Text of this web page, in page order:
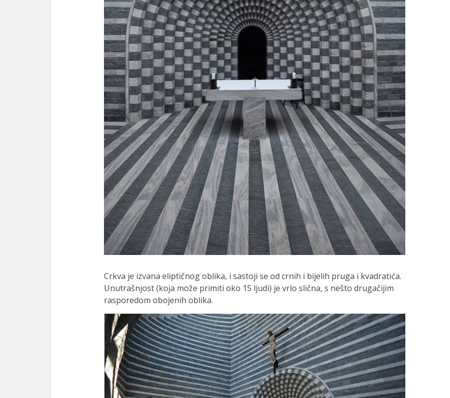
Crkva je izvana eliptičnog oblika, i sastoji se od crnih i bijelih pruga i kvadratića.
Unutrašnjost (koja može primiti oko 15 ljudi) je vrlo slična, s nešto drugačijim
rasporedom obojenih oblika.